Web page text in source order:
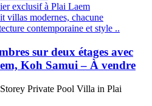
exclusif à Plai Laem
villas modernes, chacune
contemporaine et style ..
sur deux étages avec
Koh Samui – À vendre